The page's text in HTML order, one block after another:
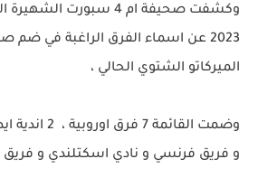
الميركاتو الشتوي الحالي ،
و فريق فرنسي و نادي اسكتلندي و فريق